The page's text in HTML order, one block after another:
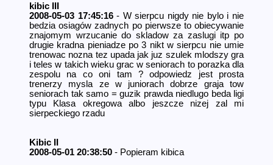
kibic III
2008-05-03 17:45:16- W sierpcu nigdy nie bylo i nie
bedzia osiagów zadnych po pierwsze to obiecywanie
znajomym wrzucanie do skladow za zaslugi itp po
drugie kradna pieniadze po 3 nikt w sierpcu nie umie
trenowac nozna tez upada jak juz szulek mlodszy gra
i teles w takich wieku grac w seniorach to porazka dla
zespolu na co oni tam ? odpowiedz jest prosta
trenerzy mysla ze w juniorach dobrze graja tow
seniorach tak samo = guzik prawda niedlugo beda ligi
typu Klasa okregowa albo jeszcze nizej zal mi
sierpeckiego rzadu
Kibic II
2008-05-01 20:38:50 - Popieram kibica